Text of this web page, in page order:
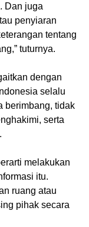
Dan juga
penyiaran
tentang
tuturnya.
dengan
selalu
berimbang, tidak
serta
melakukan
itu.
ruang atau
pihak secara